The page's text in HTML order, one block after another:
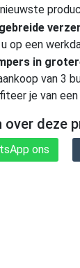
op een
in
van 3
je van
over deze
ons